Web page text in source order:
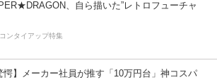
、自ら描いた”レトロフューチャ
ンタイアップ特集
愕】メーカー社員が推す「10万円台」神コスパ